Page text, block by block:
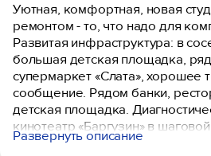
Уютная, комфортная, новая
ремонтом - то, что надо для
Развитая инфраструктура: в
большая детская площадка,
супермаркет «Слата», хорошее
сообщение. Рядом банки,
детская площадка.
кинотеатр «Баргузин» в
аэропорта 5-10 минут на
Развернуть описание